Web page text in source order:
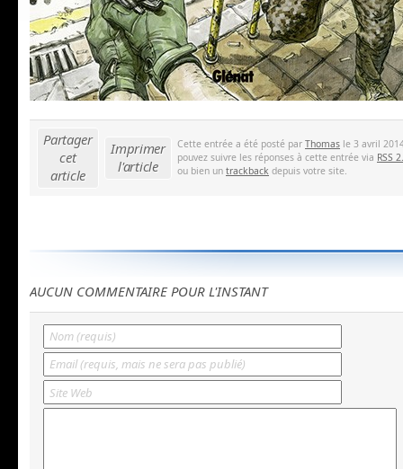
Partager
cet
article
Imprimer
l'article
Cette entrée a été posté par Thomas le 3 avril
pouvez suivre les réponses à cette entrée via RSS
ou bien un trackback depuis votre site.
AUCUN COMMENTAIRE POUR L'INSTANT